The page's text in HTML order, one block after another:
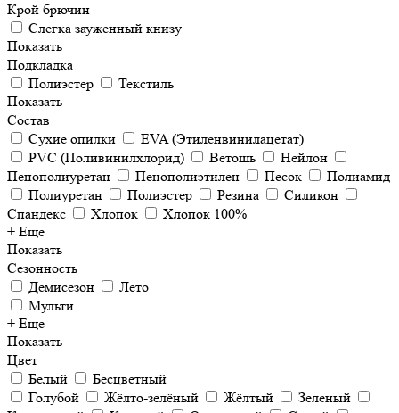
Крой брючин
Слегка зауженный книзу
Показать
Подкладка
Полиэстер
Текстиль
Показать
Состав
Cухие опилки
EVA (Этиленвинилацетат)
PVC (Поливинилхлорид)
Ветошь
Нейлон
Пенополиуретан
Пенополиэтилен Песок
Полиамид
Полиуретан
Полиэстер Резина
Силикон
Спандекс
Хлопок
Хлопок 100%
+ Еще
Показать
Сезонность
Демисезон
Лето
Мульти
+ Еще
Показать
Цвет
Белый
Бесцветный
Голубой
Жёлто-зелёный Жёлтый
Зеленый